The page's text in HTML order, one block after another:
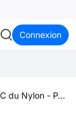
Connexion
Usinage CNC du Nylon - PA6